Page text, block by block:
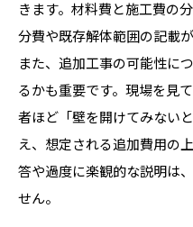
きます。材料費と施工費の
分費や既存解体範囲の記載
また、追加工事の可能性に
るかも重要です。現場を見
者ほど「壁を開けてみない
え、想定される追加費用の
答や過度に楽観的な説明は
せん。